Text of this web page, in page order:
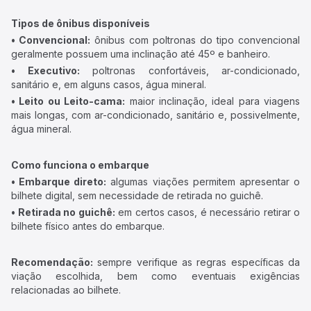
Tipos de ônibus disponíveis
• Convencional: ônibus com poltronas do tipo convencional
geralmente possuem uma inclinação até 45º e banheiro.
• Executivo: poltronas confortáveis, ar-condicionado,
sanitário e, em alguns casos, água mineral.
• Leito ou Leito-cama: maior inclinação, ideal para viagens
mais longas, com ar-condicionado, sanitário e, possivelmente,
água mineral.
Como funciona o embarque
• Embarque direto: algumas viações permitem apresentar o
bilhete digital, sem necessidade de retirada no guichê.
• Retirada no guichê: em certos casos, é necessário retirar o
bilhete físico antes do embarque.
Recomendação: sempre verifique as regras específicas da
viação escolhida, bem como eventuais exigências
relacionadas ao bilhete.